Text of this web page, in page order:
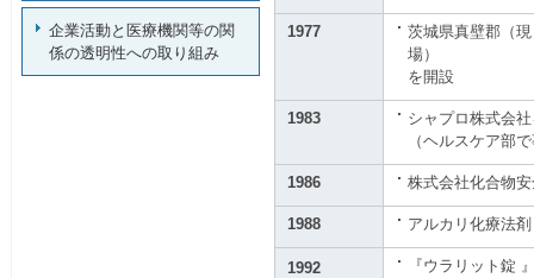
1977
茨城県真壁郡（
場）
を開設
1983
シャプロ株式会
（ヘルスケア部
1986 株式会社化合物
1988 アルカリ化療法
1992 『ウラリット錠
企業活動と医療機関等の関
係の透明性への取り組み